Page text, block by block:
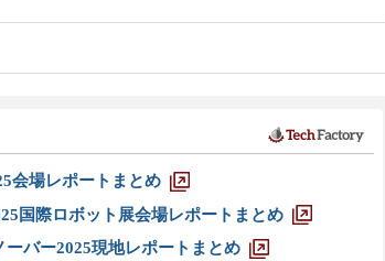
会場レポートまとめ
国際ロボット展会場レポートまとめ
バー2025現地レポートまとめ